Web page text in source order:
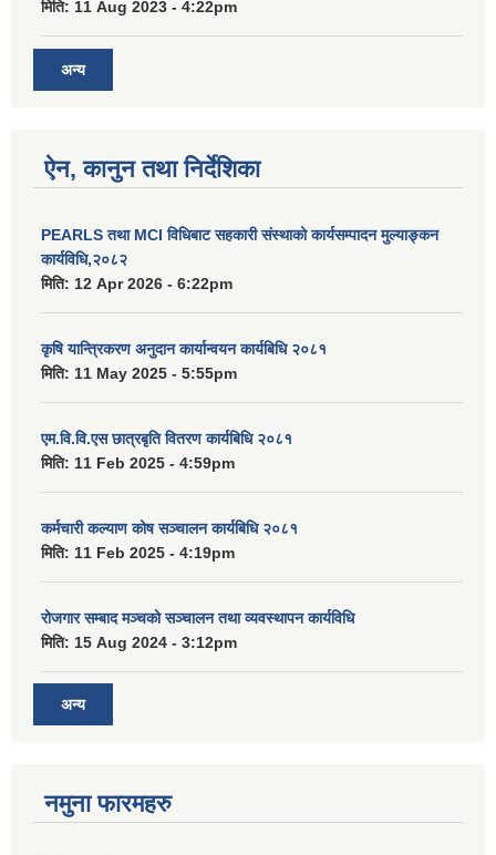
मिति: 11 Aug 2023 - 4:22pm
अन्य
ऐन, कानुन तथा निर्देशिका
PEARLS तथा MCI विधिबाट सहकारी संस्थाको कार्यसम्पादन मुल्याङ्कन
कार्यविधि,२०८२
मिति: 12 Apr 2026 - 6:22pm
कृषि यान्त्रिकरण अनुदान कार्यान्वयन कार्यबिधि २०८१
मिति: 11 May 2025 - 5:55pm
एम.वि.वि.एस छात्रबृति वितरण कार्यबिधि २०८१
मिति: 11 Feb 2025 - 4:59pm
कर्मचारी कल्याण कोष सञ्चालन कार्यबिधि २०८१
मिति: 11 Feb 2025 - 4:19pm
रोजगार सम्बाद मञ्चको सञ्चालन तथा व्यवस्थापन कार्यविधि
मिति: 15 Aug 2024 - 3:12pm
अन्य
नमुना फारमहरु